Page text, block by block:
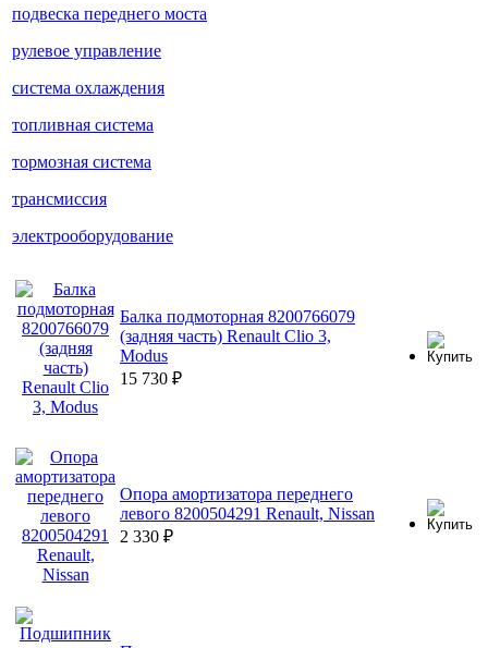
подвеска переднего моста
рулевое управление
система охлаждения
топливная система
тормозная система
трансмиссия
электрооборудование
Балка подмоторная 8200766079
(задняя часть) Renault Clio 3,
Modus
15 730 ₽
Опора амортизатора переднего
левого 8200504291 Renault, Nissan
2 330 ₽